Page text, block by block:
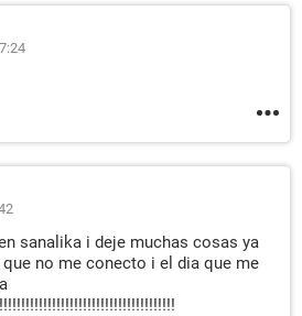
sanalika i deje muchas cosas ya
no me conecto i el dia que me